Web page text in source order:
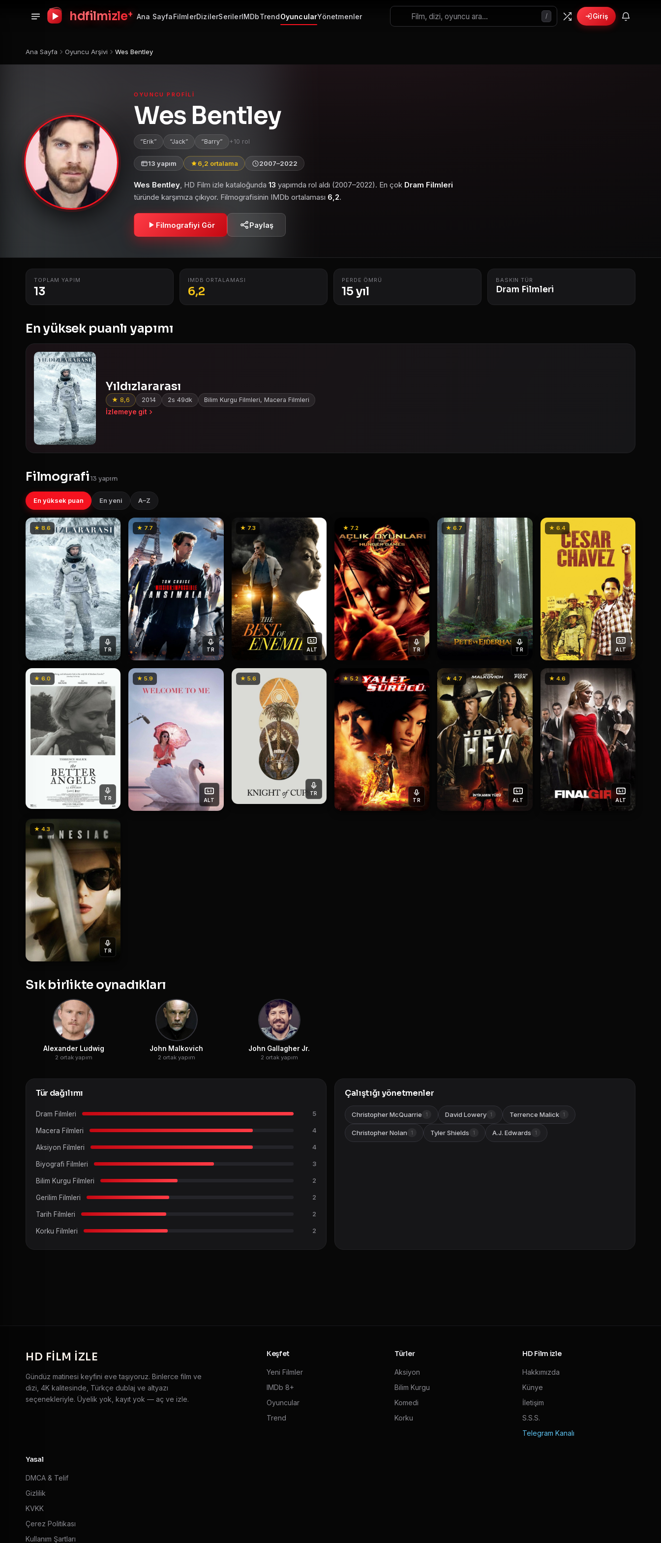
hdfilmizle+ Ana SayfaFilmlerDizilerSerilerIMDbTrendOyuncularYönetmenler / Giriş
Ana Sayfa Oyuncu Arşivi Wes Bentley
OYUNCU PROFILI
Wes Bentley
Erik Jack Barry +10 rol
13 yapım 6,2 ortalama 2007–2022
Wes Bentley, HD Film izle kataloğunda 13 yapımda rol aldı (2007–2022). En çok Dram Filmleri
türünde karşımıza çıkıyor. Filmografisinin IMDb ortalaması 6,2.
Filmografiyi Gör Paylaş
TOPLAM YAPIM
13
IMDB ORTALAMASI
6,2
PERDE ÖMRÜ
15 yıl
BASKIN TÜR
Dram Filmleri
En yüksek puanlı yapımı
Yıldızlararası
★ 8,6 2014 2s 49dk Bilim Kurgu Filmleri, Macera Filmleri
İzlemeye git
Filmografi13 yapım
En yüksek puan En yeni A–Z
★ 8.6
TR
★ 7.7
TR
★ 7.3
ALT
★ 7.2
TR
★ 6.7
TR
★ 6.4
ALT
★ 6.0
TR
★ 5.9
ALT
★ 5.6
TR
★ 5.2
TR
★ 4.7
ALT
★ 4.6
ALT
★ 4.3
TR
Sık birlikte oynadıkları
Alexander Ludwig
2 ortak yapım
John Malkovich
2 ortak yapım
John Gallagher Jr.
2 ortak yapım
Tür dağılımı
Dram Filmleri 5
Macera Filmleri 4
Aksiyon Filmleri 4
Biyografi Filmleri 3
Bilim Kurgu Filmleri 2
Gerilim Filmleri 2
Tarih Filmleri 2
Korku Filmleri 2
Çalıştığı yönetmenler
Christopher McQuarrie 1 David Lowery 1 Terrence Malick 1
Christopher Nolan 1 Tyler Shields 1 A.J. Edwards 1
HD FILM IZLE
Gündüz matinesi keyfini eve taşıyoruz. Binlerce film ve
dizi, 4K kalitesinde, Türkçe dublaj ve altyazı
seçenekleriyle. Üyelik yok, kayıt yok — aç ve izle.
Keşfet
Yeni Filmler
IMDb 8+
Oyuncular
Trend
Türler
Aksiyon
Bilim Kurgu
Komedi
Korku
HD Film izle
Hakkımızda
Künye
İletişim
S.S.S.
Telegram Kanalı
Yasal
DMCA & Telif
Gizlilik
KVKK
Çerez Politikası
Kullanım Şartları